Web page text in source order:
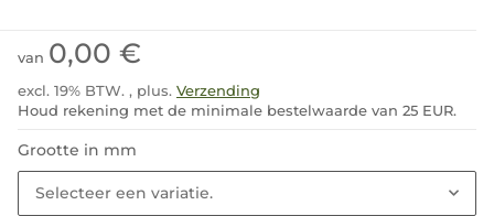
van 0,00 €
excl. 19% BTW. , plus. Verzending
Houd rekening met de minimale bestelwaarde van 25 EUR.
Grootte in mm
Selecteer een variatie.